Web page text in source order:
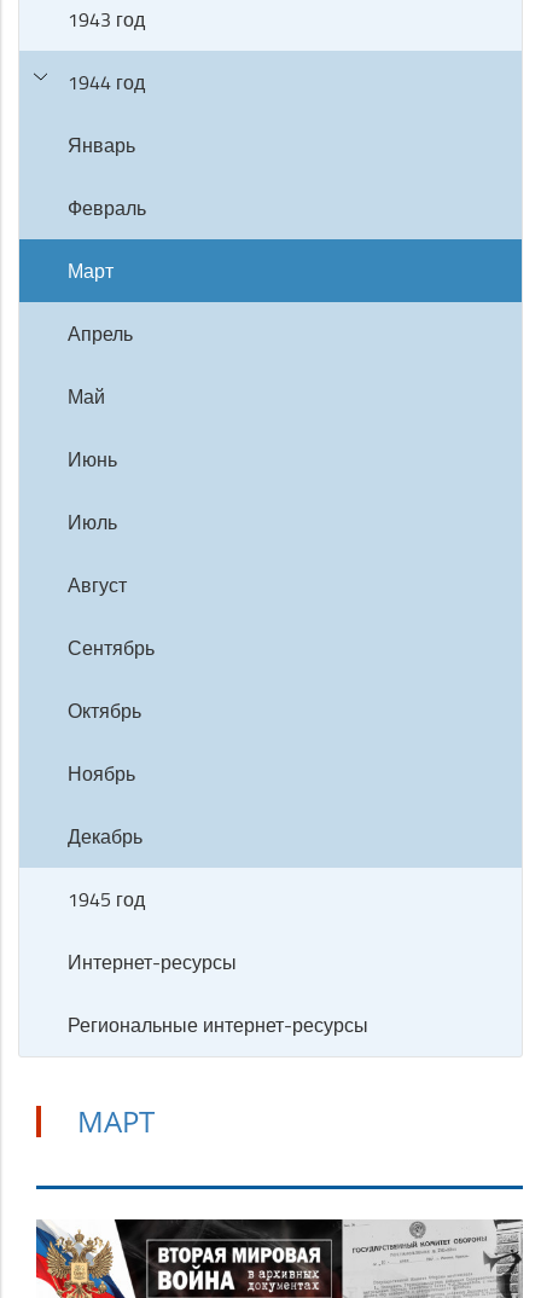
1943 год
1944 год
Январь
Февраль
Март
Апрель
Май
Июнь
Июль
Август
Сентябрь
Октябрь
Ноябрь
Декабрь
1945 год
Интернет-ресурсы
Региональные интернет-ресурсы
МАРТ
Март